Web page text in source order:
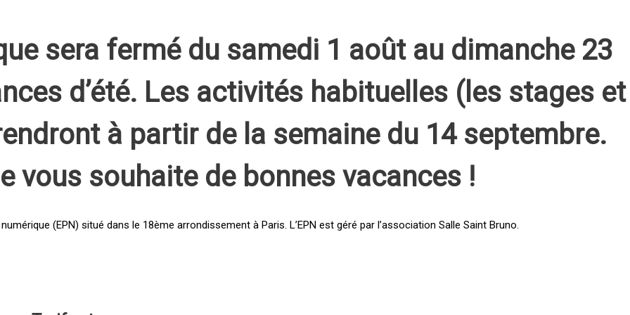
sera fermé du samedi 1 août au dimanche 23
d’été. Les activités habituelles (les stages et
à partir de la semaine du 14 septembre.
vous souhaite de bonnes vacances !
(EPN) situé dans le 18ème arrondissement à Paris. L’EPN est géré par l’association Salle Saint Bruno.